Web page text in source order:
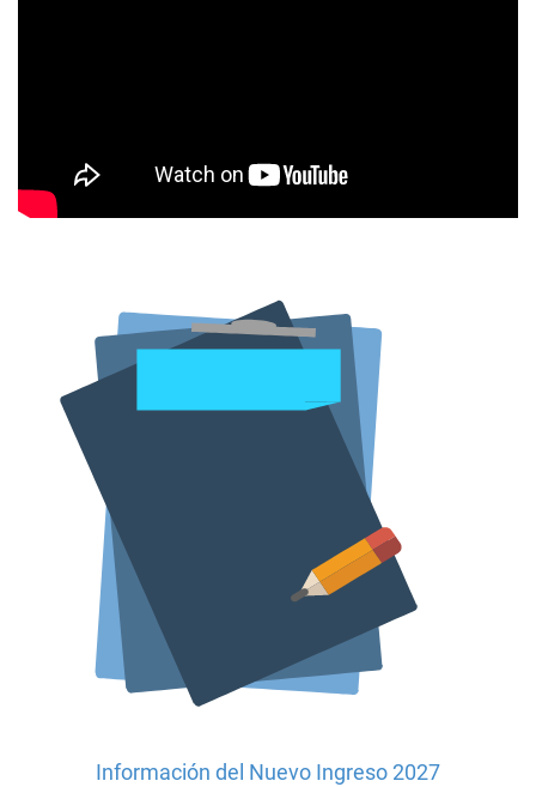
Información del Nuevo Ingreso 2027